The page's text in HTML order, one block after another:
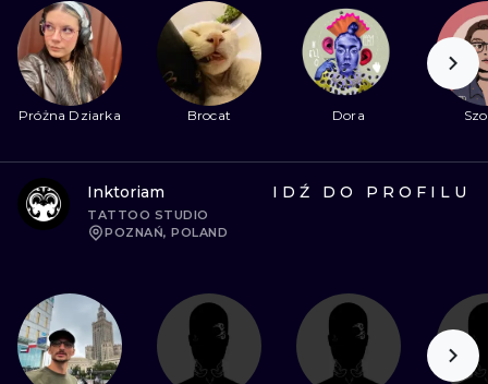
Próżna Dziarka Brocat Dora
Inktoriam
TATTOO STUDIO
POZNAŃ, POLAND
IDŹ DO PROFILU